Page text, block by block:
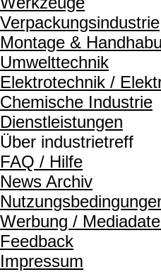
Verpackungsindustrie
Montage &
Umwelttechnik
Elektrotechnik /
Chemische Industrie
Dienstleistungen
Über industrietreff
FAQ / Hilfe
News Archiv
Werbung /
Feedback
Impressum